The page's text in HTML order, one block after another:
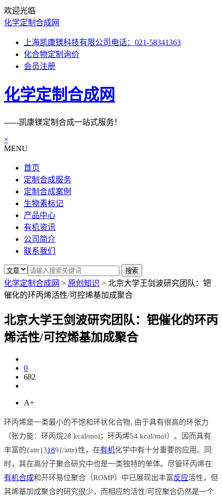
欢迎光临
化学定制合成网
上海凯康镁科技有限公司电话：021-58341363
化合物定制询价
会员注册
化学定制合成网
------凯康镁定制合成一站式服务！
×
MENU
首页
定制合成服务
定制合成案例
生物素标记
产品中心
有机资讯
公司简介
联系我们
化学定制合成网 > 原创知识 > 北京大学王剑波研究团队：钯
催化的环丙烯活性/可控烯基加成聚合
北京大学王剑波研究团队：钯催化的环丙
烯活性/可控烯基加成聚合
0
682
A+
环丙烯是一类最小的不饱和环状化合物, 由于具有很高的环张力
（张力能：环丙烷28 kcal/mol；环丙烯54 kcal/mol）。因而具有
丰富的{attr}3189{/attr}性，在有机化学中有十分重要的应用。同
时，其在高分子聚合研究中也是一类独特的单体。尽管环丙烯在
有机合成和开环易位聚合（ROMP）中已展现出丰富反应活性，但
其烯基加成聚合的研究很少，而相应的活性/可控聚合仍然是一个